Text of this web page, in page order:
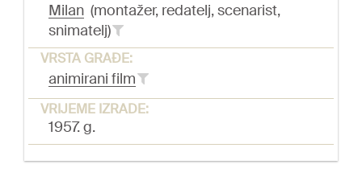
Milan (montažer, redatelj, scenarist,
snimatelj)
VRSTA GRAĐE:
animirani film
VRIJEME IZRADE:
1957. g.